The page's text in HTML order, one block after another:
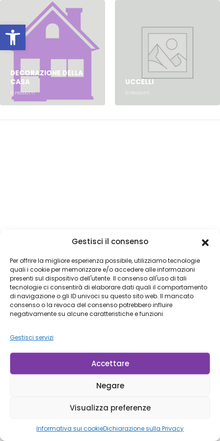
Apri la barra degli strumenti
Gestisci il consenso
Per offrire la migliore esperienza possibile, utilizziamo tecnologie
quali i cookie per memorizzare e/o accedere alle informazioni
presenti sul dispositivo dell'utente. Il consenso all'uso di tali
tecnologie ci consentirà di elaborare dati quali il comportamento
di navigazione o gli ID univoci su questo sito web. Il mancato
consenso o la revoca del consenso potrebbero influire
negativamente su alcune caratteristiche e funzioni.
Gestisci servizi
Accettare
Negare
Visualizza preferenze
Informativa sui cookieDichiarazione sulla Privacy
DECORAZIONE DELLA
CASA
PRODOTTI
UCCELLI
PRODOTTI